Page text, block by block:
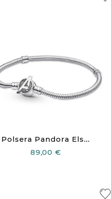
Polsera Pandora Els...
89,00 €